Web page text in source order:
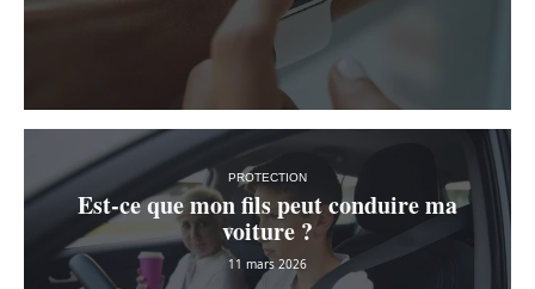
PROTECTION
Est-ce que mon fils peut conduire ma
voiture ?
11 mars 2026